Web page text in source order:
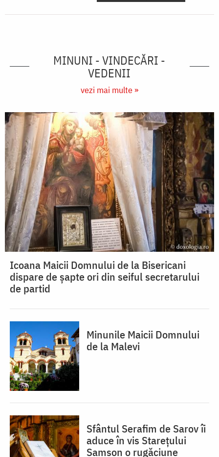
MINUNI - VINDECĂRI -
VEDENII
vezi mai multe »
Icoana Maicii Domnului de la Bisericani
dispare de șapte ori din seiful secretarului
de partid
Minunile Maicii Domnului
de la Malevi
Sfântul Serafim de Sarov îi
aduce în vis Starețului
Samson o rugăciune